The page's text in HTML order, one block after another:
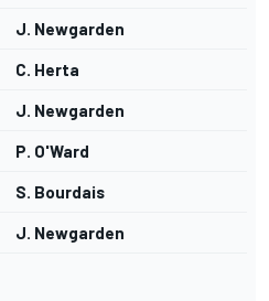
J. Newgarden
C. Herta
J. Newgarden
P. O'Ward
S. Bourdais
J. Newgarden